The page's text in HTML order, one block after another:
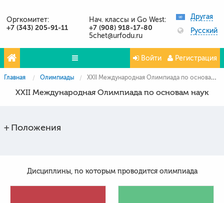
Оргкомитет: Нач. классы и Go West:
+7 (343) 205-91-11 +7 (908) 918-17-80
5chet@urfodu.ru
Другая
Русский
Олимпиады
Войти Регистрация
Главная Олимпиады XXII Международная Олимпиада по основам наук
XXII Международная Олимпиада по основам наук
Положения
Дисциплины, по которым проводится олимпиада